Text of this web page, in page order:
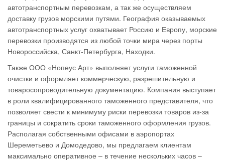
автотранспортным перевозкам, а так же осуществляем
доставку грузов морскими путями. География оказываемых
автотранспортных услуг охватывает Россию и Европу, морские
перевозки производятся из любой точки мира через порты
Новороссийска, Санкт-Петербурга, Находки.
Также ООО «Нопеус Арт» выполняет услуги таможенной
очистки и оформляет коммерческую, разрешительную и
товаросопроводительную документацию. Компания выступает
в роли квалифицированного таможенного представителя, что
позволяет свести к минимуму риски перевозки товаров из-за
границы и сократить сроки таможенного оформления грузов.
Располагая собственными офисами в аэропортах
Шереметьево и Домодедово, мы предлагаем клиентам
максимально оперативное – в течение нескольких часов –